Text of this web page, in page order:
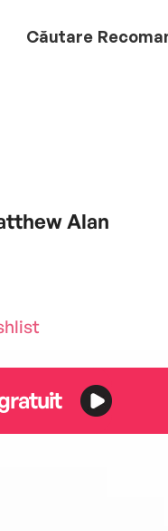
Căutare
Alan